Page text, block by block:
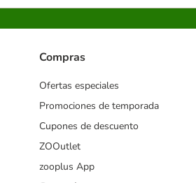
Compras
Ofertas especiales
Promociones de temporada
Cupones de descuento
ZOOutlet
zooplus App